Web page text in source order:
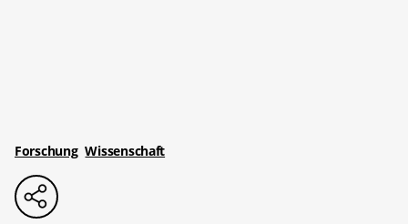
Forschung Wissenschaft